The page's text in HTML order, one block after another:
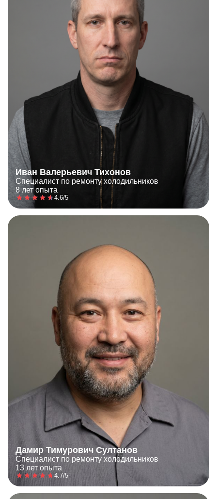
Иван Валерьевич Тихонов
Специалист по ремонту холодильников
8 лет опыта
4.6/5
Дамир Тимурович Султанов
Специалист по ремонту холодильников
13 лет опыта
4.7/5